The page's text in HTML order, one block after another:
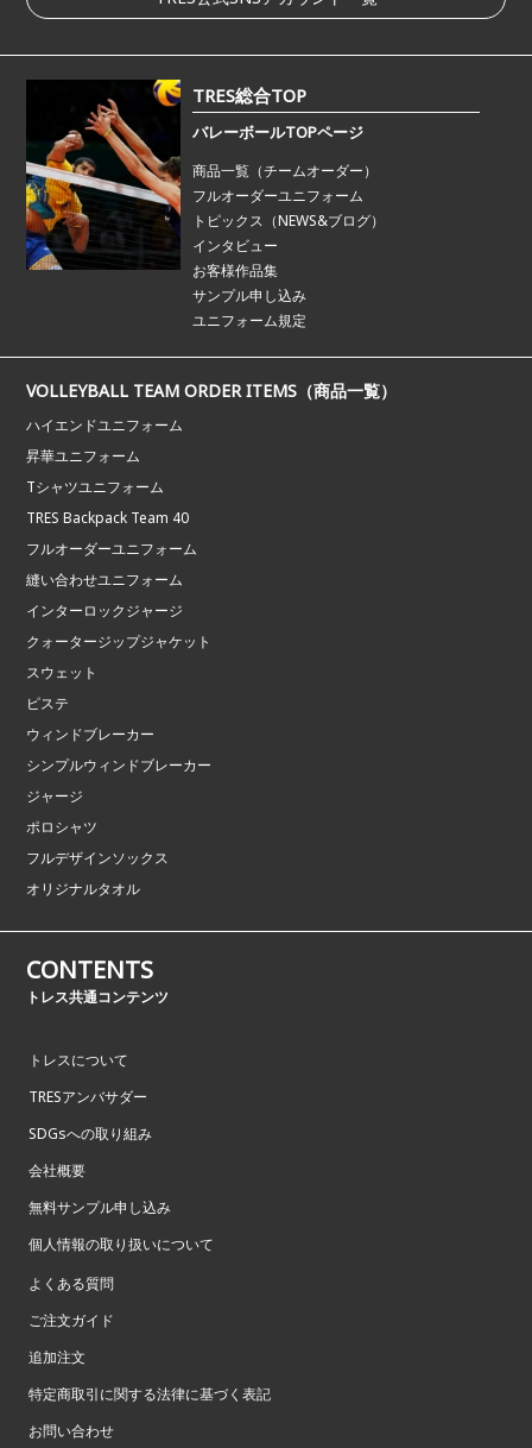
TRES総合TOP
バレーボールTOPページ
商品一覧（チームオーダー）
フルオーダーユニフォーム
トピックス（NEWS&ブログ）
インタビュー
お客様作品集
サンプル申し込み
ユニフォーム規定
VOLLEYBALL TEAM ORDER ITEMS（商品一覧）
ハイエンドユニフォーム
昇華ユニフォーム
Tシャツユニフォーム
TRES Backpack Team 40
フルオーダーユニフォーム
縫い合わせユニフォーム
インターロックジャージ
クォータージップジャケット
スウェット
ピステ
ウィンドブレーカー
シンプルウィンドブレーカー
ジャージ
ポロシャツ
フルデザインソックス
オリジナルタオル
CONTENTS
トレス共通コンテンツ
トレスについて
TRESアンバサダー
SDGsへの取り組み
会社概要
無料サンプル申し込み
個人情報の取り扱いについて
よくある質問
ご注文ガイド
追加注文
特定商取引に関する法律に基づく表記
お問い合わせ